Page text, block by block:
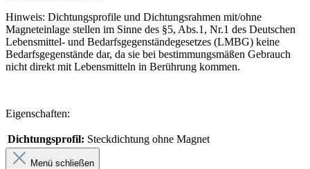
Hinweis: Dichtungsprofile und Dichtungsrahmen mit/ohne
Magneteinlage stellen im Sinne des §5, Abs.1, Nr.1 des Deutschen
Lebensmittel- und Bedarfsgegenständegesetzes (LMBG) keine
Bedarfsgegenstände dar, da sie bei bestimmungsmäßen Gebrauch
nicht direkt mit Lebensmitteln in Berührung kommen.
Eigenschaften:
Dichtungsprofil: Steckdichtung ohne Magnet
Menü schließen